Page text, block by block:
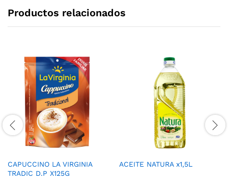
Productos relacionados
CAPUCCINO LA VIRGINIA
TRADIC D.P X125G
ACEITE NATURA x1,5L